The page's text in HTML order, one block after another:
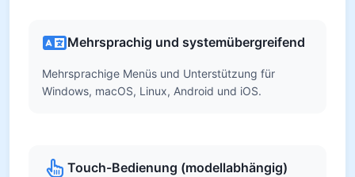
Mehrsprachig und systemübergreifend
Mehrsprachige Menüs und Unterstützung für
Windows, macOS, Linux, Android und iOS.
Touch-Bedienung (modellabhängig)